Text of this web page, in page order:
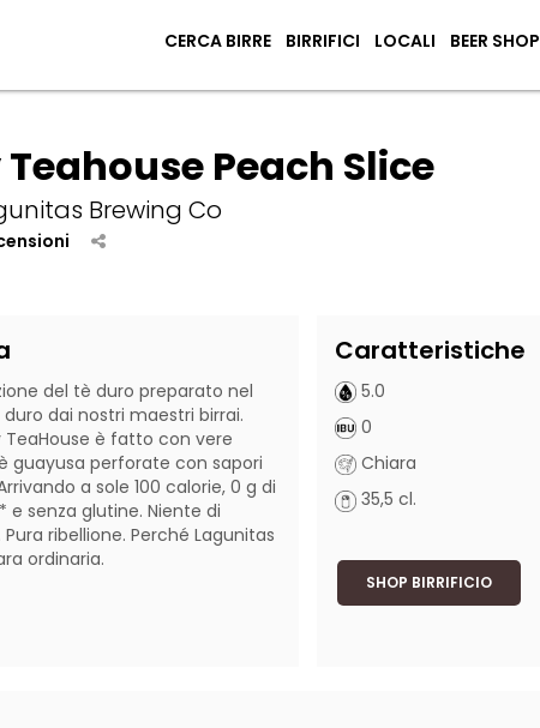
CERCA BIRRE BIRRIFICI LOCALI BEER SHOP
Peach Slice
Brewing Co
del tè duro preparato nel
dai nostri maestri birrai.
TeaHouse è fatto con vere
guayusa perforate con sapori
a sole 100 calorie, 0 g di
e senza glutine. Niente di
ribellione. Perché Lagunitas
Caratteristiche
5.0
0
Chiara
35,5 cl.
SHOP BIRRIFICIO